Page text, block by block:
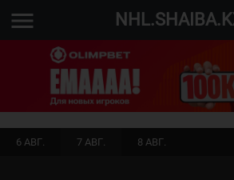
menu
6 АВГ. 7 АВГ. 8 АВГ.